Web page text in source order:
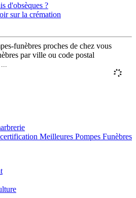
d'obsèques ?
sur la crémation
funèbres proches de chez vous
par ville ou code postal
Meilleures Pompes Funèbres